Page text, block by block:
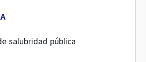
salubridad pública